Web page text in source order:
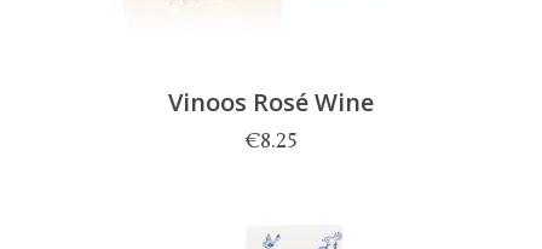
Vinoos Rosé Wine
€8.25